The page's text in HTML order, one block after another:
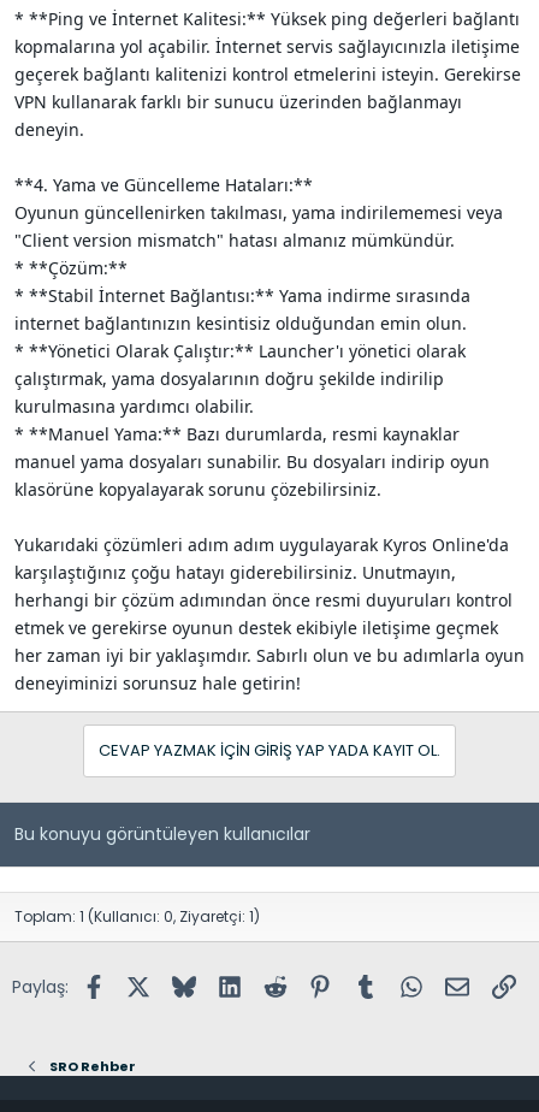
* **Ping ve İnternet Kalitesi:** Yüksek ping değerleri bağlantı
kopmalarına yol açabilir. İnternet servis sağlayıcınızla iletişime
geçerek bağlantı kalitenizi kontrol etmelerini isteyin. Gerekirse
VPN kullanarak farklı bir sunucu üzerinden bağlanmayı
deneyin.
**4. Yama ve Güncelleme Hataları:**
Oyunun güncellenirken takılması, yama indirilememesi veya
"Client version mismatch" hatası almanız mümkündür.
* **Çözüm:**
* **Stabil İnternet Bağlantısı:** Yama indirme sırasında
internet bağlantınızın kesintisiz olduğundan emin olun.
* **Yönetici Olarak Çalıştır:** Launcher'ı yönetici olarak
çalıştırmak, yama dosyalarının doğru şekilde indirilip
kurulmasına yardımcı olabilir.
* **Manuel Yama:** Bazı durumlarda, resmi kaynaklar
manuel yama dosyaları sunabilir. Bu dosyaları indirip oyun
klasörüne kopyalayarak sorunu çözebilirsiniz.
Yukarıdaki çözümleri adım adım uygulayarak Kyros Online'da
karşılaştığınız çoğu hatayı giderebilirsiniz. Unutmayın,
herhangi bir çözüm adımından önce resmi duyuruları kontrol
etmek ve gerekirse oyunun destek ekibiyle iletişime geçmek
her zaman iyi bir yaklaşımdır. Sabırlı olun ve bu adımlarla oyun
deneyiminizi sorunsuz hale getirin!
CEVAP YAZMAK IÇIN GIRIŞ YAP YADA KAYIT OL.
Bu konuyu görüntüleyen kullanıcılar
Toplam: 1 (Kullanıcı: 0, Ziyaretçi: 1)
Paylaş: FacebookX (Twitter)
BlueskyLinkedInReddit PinterestTumblr WhatsApp
E-posta
SRO Rehber